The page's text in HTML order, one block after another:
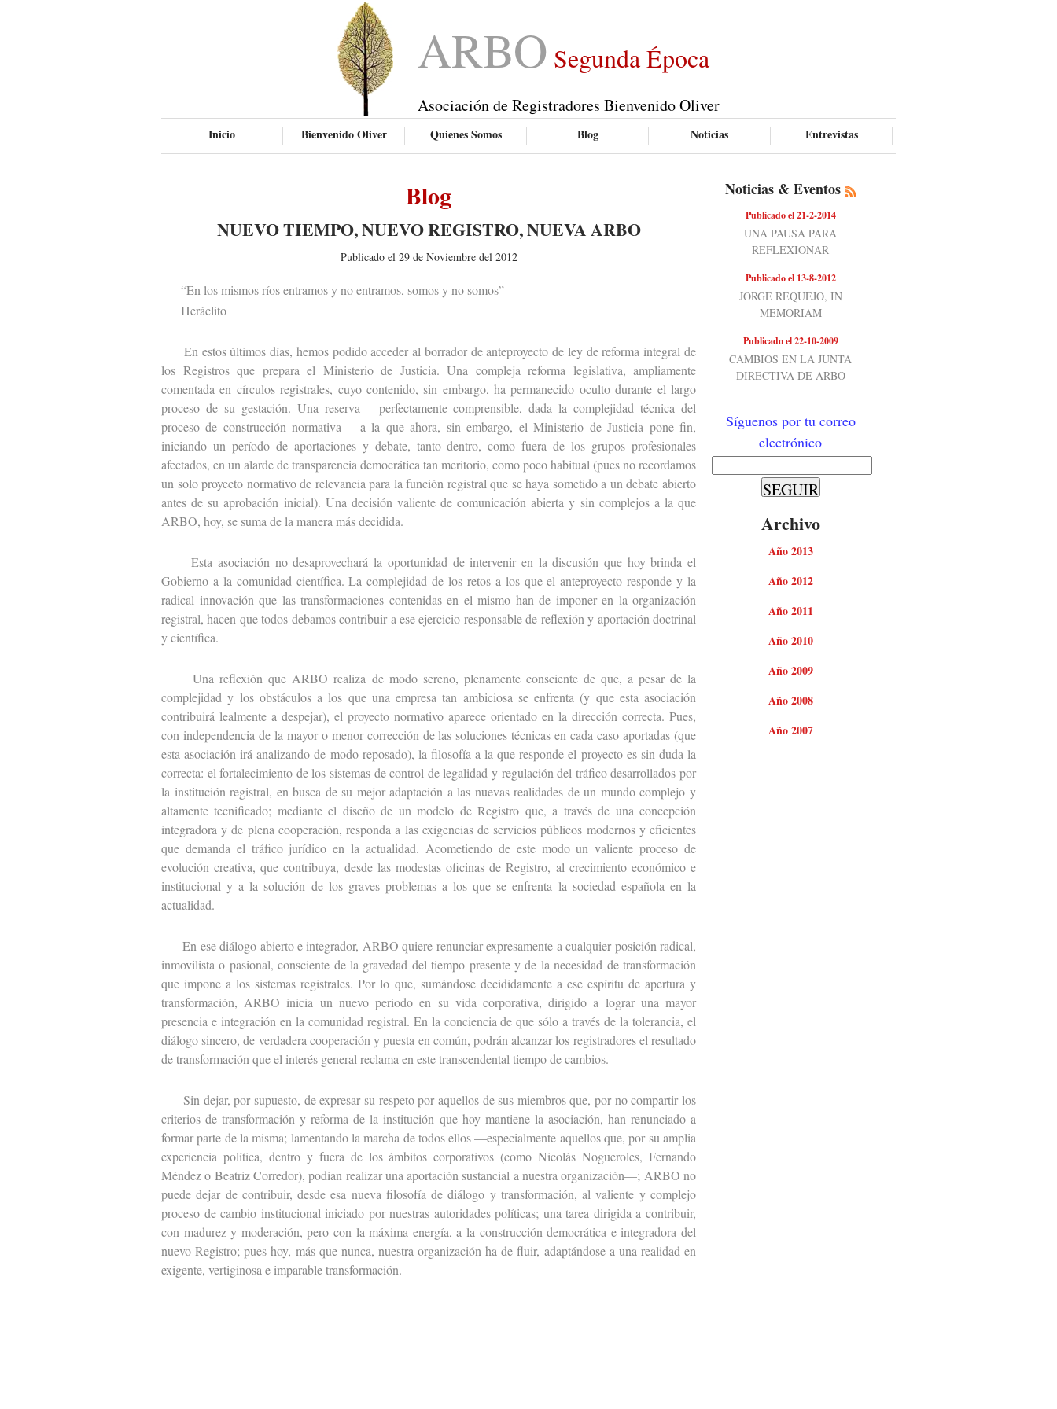
ARBO Segunda Época
Asociación de Registradores Bienvenido Oliver
Inicio Bienvenido Oliver Quienes Somos Blog Noticias Entrevistas
Blog
NUEVO TIEMPO, NUEVO REGISTRO, NUEVA ARBO
Publicado el 29 de Noviembre del 2012
“En los mismos ríos entramos y no entramos, somos y no somos”
Heráclito
En estos últimos días, hemos podido acceder al borrador de anteproyecto de ley de reforma integral de
los Registros que prepara el Ministerio de Justicia. Una compleja reforma legislativa, ampliamente
comentada en círculos registrales, cuyo contenido, sin embargo, ha permanecido oculto durante el largo
proceso de su gestación. Una reserva —perfectamente comprensible, dada la complejidad técnica del
proceso de construcción normativa— a la que ahora, sin embargo, el Ministerio de Justicia pone fin,
iniciando un período de aportaciones y debate, tanto dentro, como fuera de los grupos profesionales
afectados, en un alarde de transparencia democrática tan meritorio, como poco habitual (pues no recordamos
un solo proyecto normativo de relevancia para la función registral que se haya sometido a un debate abierto
antes de su aprobación inicial). Una decisión valiente de comunicación abierta y sin complejos a la que
ARBO, hoy, se suma de la manera más decidida.
Esta asociación no desaprovechará la oportunidad de intervenir en la discusión que hoy brinda el
Gobierno a la comunidad científica. La complejidad de los retos a los que el anteproyecto responde y la
radical innovación que las transformaciones contenidas en el mismo han de imponer en la organización
registral, hacen que todos debamos contribuir a ese ejercicio responsable de reflexión y aportación doctrinal
y científica.
Una reflexión que ARBO realiza de modo sereno, plenamente consciente de que, a pesar de la
complejidad y los obstáculos a los que una empresa tan ambiciosa se enfrenta (y que esta asociación
contribuirá lealmente a despejar), el proyecto normativo aparece orientado en la dirección correcta. Pues,
con independencia de la mayor o menor corrección de las soluciones técnicas en cada caso aportadas (que
esta asociación irá analizando de modo reposado), la filosofía a la que responde el proyecto es sin duda la
correcta: el fortalecimiento de los sistemas de control de legalidad y regulación del tráfico desarrollados por
la institución registral, en busca de su mejor adaptación a las nuevas realidades de un mundo complejo y
altamente tecnificado; mediante el diseño de un modelo de Registro que, a través de una concepción
integradora y de plena cooperación, responda a las exigencias de servicios públicos modernos y eficientes
que demanda el tráfico jurídico en la actualidad. Acometiendo de este modo un valiente proceso de
evolución creativa, que contribuya, desde las modestas oficinas de Registro, al crecimiento económico e
institucional y a la solución de los graves problemas a los que se enfrenta la sociedad española en la
actualidad.
En ese diálogo abierto e integrador, ARBO quiere renunciar expresamente a cualquier posición radical,
inmovilista o pasional, consciente de la gravedad del tiempo presente y de la necesidad de transformación
que impone a los sistemas registrales. Por lo que, sumándose decididamente a ese espíritu de apertura y
transformación, ARBO inicia un nuevo periodo en su vida corporativa, dirigido a lograr una mayor
presencia e integración en la comunidad registral. En la conciencia de que sólo a través de la tolerancia, el
diálogo sincero, de verdadera cooperación y puesta en común, podrán alcanzar los registradores el resultado
de transformación que el interés general reclama en este transcendental tiempo de cambios.
Sin dejar, por supuesto, de expresar su respeto por aquellos de sus miembros que, por no compartir los
criterios de transformación y reforma de la institución que hoy mantiene la asociación, han renunciado a
formar parte de la misma; lamentando la marcha de todos ellos —especialmente aquellos que, por su amplia
experiencia política, dentro y fuera de los ámbitos corporativos (como Nicolás Nogueroles, Fernando
Méndez o Beatriz Corredor), podían realizar una aportación sustancial a nuestra organización—; ARBO no
puede dejar de contribuir, desde esa nueva filosofía de diálogo y transformación, al valiente y complejo
proceso de cambio institucional iniciado por nuestras autoridades políticas; una tarea dirigida a contribuir,
con madurez y moderación, pero con la máxima energía, a la construcción democrática e integradora del
nuevo Registro; pues hoy, más que nunca, nuestra organización ha de fluir, adaptándose a una realidad en
exigente, vertiginosa e imparable transformación.
Noticias & Eventos
Publicado el 21-2-2014
UNA PAUSA PARA
REFLEXIONAR
Publicado el 13-8-2012
JORGE REQUEJO, IN
MEMORIAM
Publicado el 22-10-2009
CAMBIOS EN LA JUNTA
DIRECTIVA DE ARBO
Síguenos por tu correo
electrónico
Archivo
Año 2013
Año 2012
Año 2011
Año 2010
Año 2009
Año 2008
Año 2007